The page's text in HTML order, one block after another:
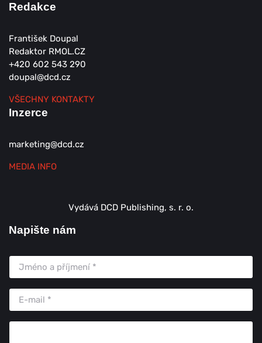
Redakce
František Doupal
Redaktor RMOL.CZ
+420 602 543 290
doupal@dcd.cz
VŠECHNY KONTAKTY
Inzerce
marketing@dcd.cz
MEDIA INFO
Vydává DCD Publishing, s. r. o.
Napište nám